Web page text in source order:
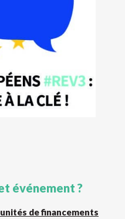
événement ?
de financements